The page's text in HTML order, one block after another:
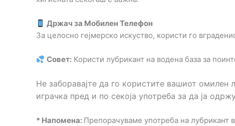
Држач за Мобилен Телефон
За целосно гејмерско искуство, користи го
Совет: Користи лубрикант на водена база за
Не заборавајте да го користите вашиот омилен
играчка пред и по секоја употреба за да ја
* Напомена: Препорачуваме употреба на лубрикант